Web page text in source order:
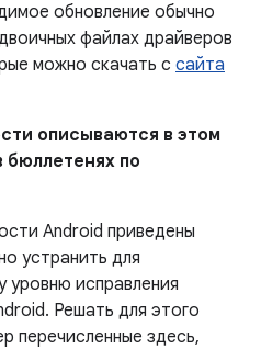
обновление обычно
файлах драйверов
можно скачать с сайта
описываются в этом
бюллетенях по
Android приведены
устранить для
уровню исправления
Решать для этого
перечисленные здесь,